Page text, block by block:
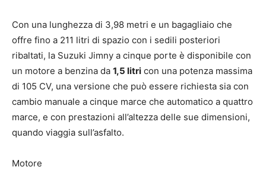
Con una lunghezza di 3,98 metri e un bagagliaio che
offre fino a 211 litri di spazio con i sedili posteriori
ribaltati, la Suzuki Jimny a cinque porte è disponibile con
un motore a benzina da 1,5 litri con una potenza massima
di 105 CV, una versione che può essere richiesta sia con
cambio manuale a cinque marce che automatico a quattro
marce, e con prestazioni all’altezza delle sue dimensioni,
quando viaggia sull’asfalto.
Motore